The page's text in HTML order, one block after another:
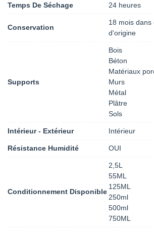
Temps De Séchage 24 heures
Conservation
18 mois
d'origine
Supports
Bois
Béton
Matériaux
Murs
Métal
Plâtre
Sols
Intérieur - Extérieur Intérieur
Résistance Humidité OUI
Conditionnement Disponible
2,5L
55ML
125ML
250ml
500ml
750ML